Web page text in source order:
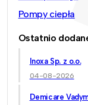
Pompy ciepła
Ostatnio
Inoxa Sp. z o.o.
04-08-2026
Demicare